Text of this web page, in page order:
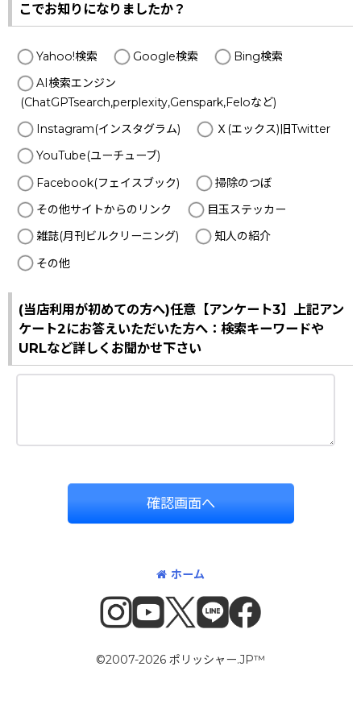
こでお知りになりましたか？
Yahoo!検索 Google検索
Bing検索
AI検索エンジン
(ChatGPTsearch,perplexity,Genspark,Feloなど)
Instagram(インスタグラム)
Ｘ(エックス)旧Twitter
YouTube(ユーチューブ)
Facebook(フェイスブック)
掃除のつぼ
その他サイトからのリンク
目玉ステッカー
雑誌(月刊ビルクリーニング)
知人の紹介
その他
(当店利用が初めての方へ)任意【アンケート3】上記アン
ケート2にお答えいただいた方へ：検索キーワードや
URLなど詳しくお聞かせ下さい
確認画面へ
ホーム
©2007-2026 ポリッシャー.JP™